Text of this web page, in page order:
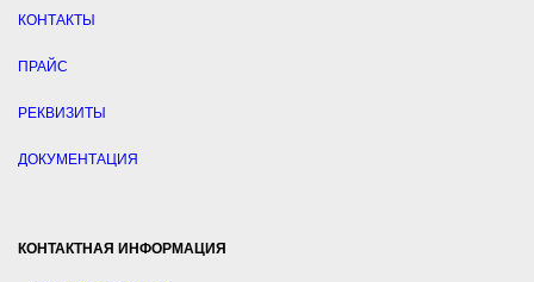
КОНТАКТЫ
ПРАЙС
РЕКВИЗИТЫ
ДОКУМЕНТАЦИЯ
КОНТАКТНАЯ ИНФОРМАЦИЯ